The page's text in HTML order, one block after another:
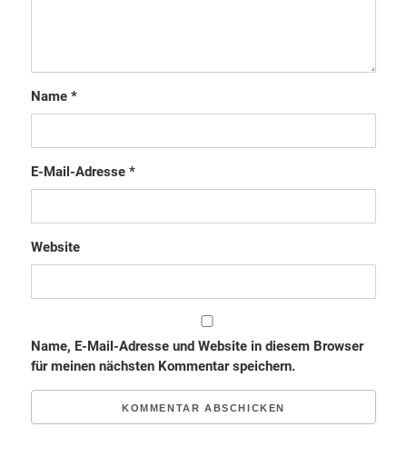
Name *
E-Mail-Adresse *
Website
Name, E-Mail-Adresse und Website in diesem Browser
für meinen nächsten Kommentar speichern.